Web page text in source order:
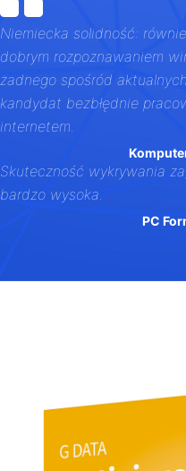
Niemiecka solidność:
dobrym rozpoznawaniem
żadnego spośród
kandydat bezbłędnie
internetem.
Skuteczność wykrywania
bardzo wysoka.
PC